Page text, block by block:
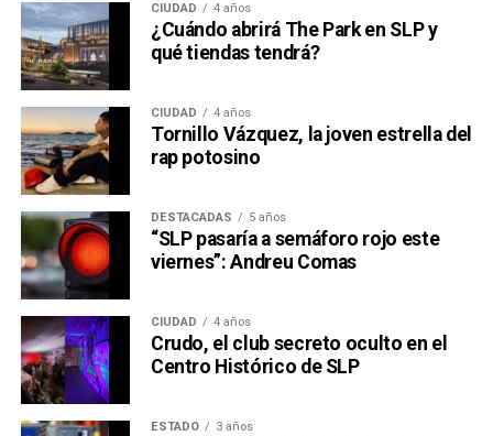
CIUDAD 4 años
¿Cuándo abrirá The Park en SLP y
qué tiendas tendrá?
CIUDAD 4 años
Tornillo Vázquez, la joven estrella del
rap potosino
DESTACADAS 5 años
“SLP pasaría a semáforo rojo este
viernes”: Andreu Comas
CIUDAD 4 años
Crudo, el club secreto oculto en el
Centro Histórico de SLP
ESTADO 3 años